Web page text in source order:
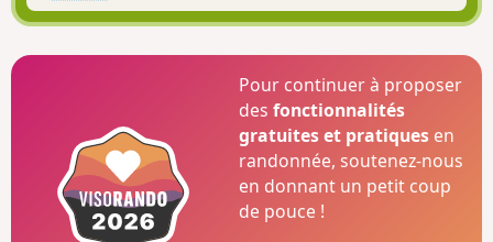
Pour continuer à proposer
desfonctionnalités
gratuites et pratiques en
randonnée, soutenez-nous
en donnant un petit coup
de pouce !